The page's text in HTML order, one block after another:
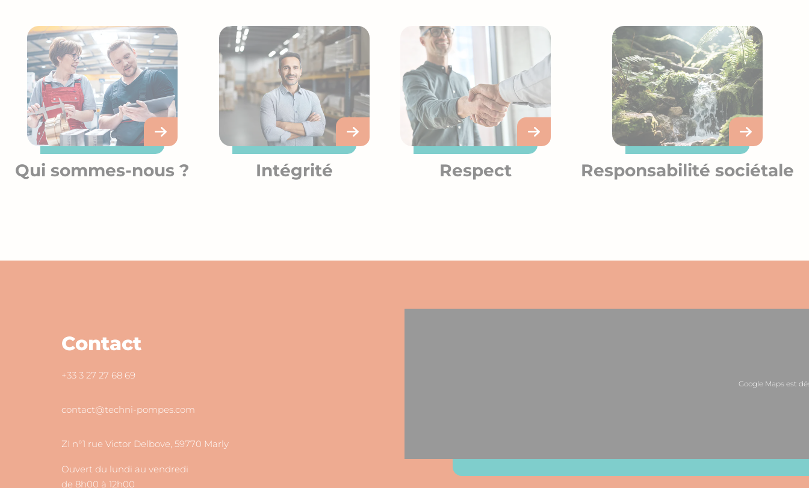
Qui sommes-nous ? Intégrité Respect Responsabilité sociétale
Contact
+33 3 27 27 68 69
contact@techni-pompes.com
ZI n°1 rue Victor Delbove, 59770 Marly
Ouvert du lundi au vendredi
de 8h00 à 12h00
Google Maps est